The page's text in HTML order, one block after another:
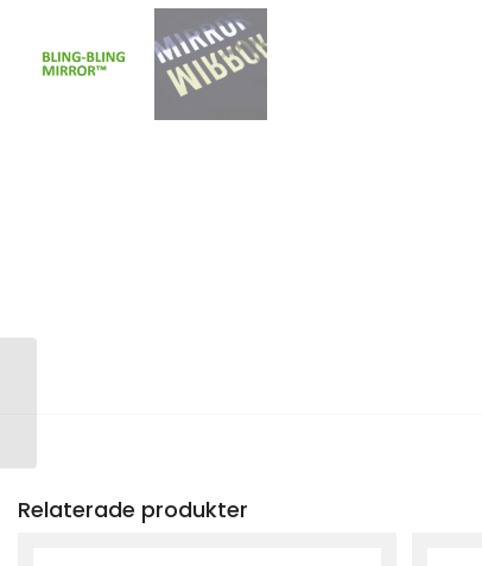
Relaterade produkter